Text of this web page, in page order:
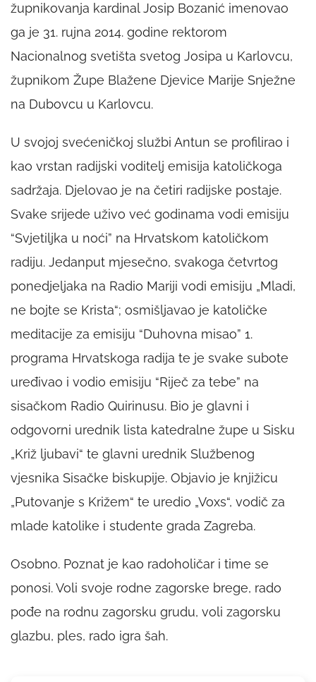
župnikovanja kardinal Josip Bozanić imenovao
ga je 31. rujna 2014. godine rektorom
Nacionalnog svetišta svetog Josipa u Karlovcu,
župnikom Župe Blažene Djevice Marije Snježne
na Dubovcu u Karlovcu.
U svojoj svećeničkoj službi Antun se profilirao i
kao vrstan radijski voditelj emisija katoličkoga
sadržaja. Djelovao je na četiri radijske postaje.
Svake srijede uživo već godinama vodi emisiju
“Svjetiljka u noći” na Hrvatskom katoličkom
radiju. Jedanput mjesečno, svakoga četvrtog
ponedjeljaka na Radio Mariji vodi emisiju „Mladi,
ne bojte se Krista“; osmišljavao je katoličke
meditacije za emisiju “Duhovna misao” 1.
programa Hrvatskoga radija te je svake subote
uređivao i vodio emisiju “Riječ za tebe” na
sisačkom Radio Quirinusu. Bio je glavni i
odgovorni urednik lista katedralne župe u Sisku
„Križ ljubavi“ te glavni urednik Službenog
vjesnika Sisačke biskupije. Objavio je knjižicu
„Putovanje s Križem“ te uredio „Voxs“, vodič za
mlade katolike i studente grada Zagreba.
Osobno. Poznat je kao radoholičar i time se
ponosi. Voli svoje rodne zagorske brege, rado
pođe na rodnu zagorsku grudu, voli zagorsku
glazbu, ples, rado igra šah.